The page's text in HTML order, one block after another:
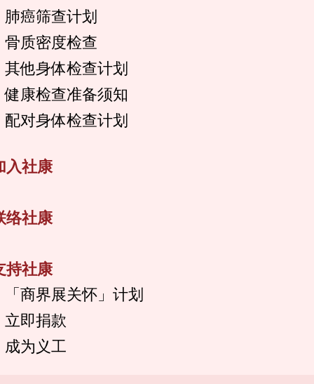
肺癌筛查计划
骨质密度检查
其他身体检查计划
健康检查准备须知
配对身体检查计划
入社康
络社康
持社康
「商界展关怀」计划
立即捐款
成为义工